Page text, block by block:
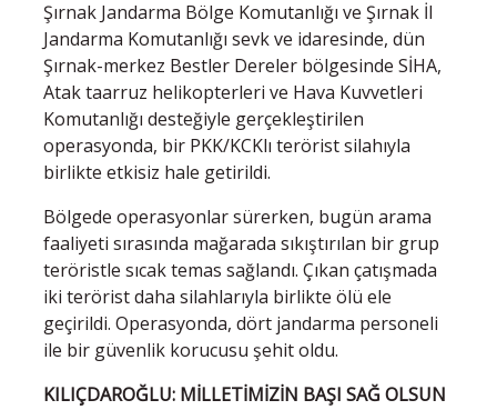
Şırnak Jandarma Bölge Komutanlığı ve Şırnak İl
Jandarma Komutanlığı sevk ve idaresinde, dün
Şırnak-merkez Bestler Dereler bölgesinde SİHA,
Atak taarruz helikopterleri ve Hava Kuvvetleri
Komutanlığı desteğiyle gerçekleştirilen
operasyonda, bir PKK/KCKlı terörist silahıyla
birlikte etkisiz hale getirildi.
Bölgede operasyonlar sürerken, bugün arama
faaliyeti sırasında mağarada sıkıştırılan bir grup
teröristle sıcak temas sağlandı. Çıkan çatışmada
iki terörist daha silahlarıyla birlikte ölü ele
geçirildi. Operasyonda, dört jandarma personeli
ile bir güvenlik korucusu şehit oldu.
KILIÇDAROĞLU: MİLLETİMİZİN BAŞI SAĞ OLSUN